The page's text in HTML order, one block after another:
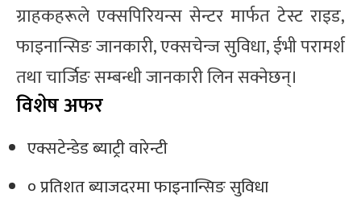
ग्राहकहरूले एक्सपिरियन्स सेन्टर मार्फत टेस्ट राइड,
फाइनान्सिङ जानकारी, एक्सचेन्ज सुविधा, ईभी परामर्श
तथा चार्जिङ सम्बन्धी जानकारी लिन सक्नेछन्।
विशेष अफर
एक्सटेन्डेड ब्याट्री वारेन्टी
० प्रतिशत ब्याजदरमा फाइनान्सिङ सुविधा